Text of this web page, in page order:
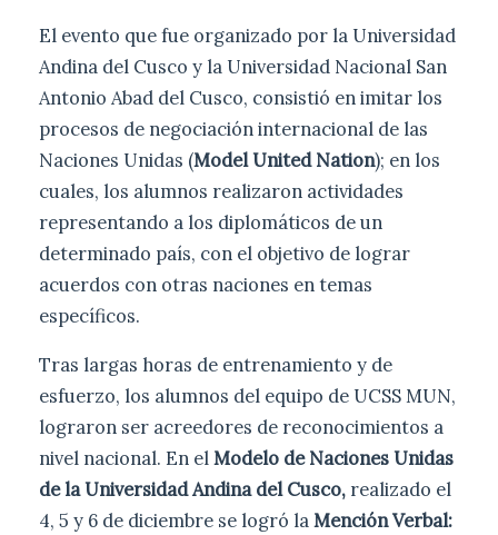
El evento que fue organizado por la Universidad
Andina del Cusco y la Universidad Nacional San
Antonio Abad del Cusco, consistió en imitar los
procesos de negociación internacional de las
Naciones Unidas (Model United Nation); en los
cuales, los alumnos realizaron actividades
representando a los diplomáticos de un
determinado país, con el objetivo de lograr
acuerdos con otras naciones en temas
específicos.
Tras largas horas de entrenamiento y de
esfuerzo, los alumnos del equipo de UCSS MUN,
lograron ser acreedores de reconocimientos a
nivel nacional. En elModelo de Naciones Unidas
de la Universidad Andina del Cusco, realizado el
4, 5 y 6 de diciembre se logró laMención Verbal: